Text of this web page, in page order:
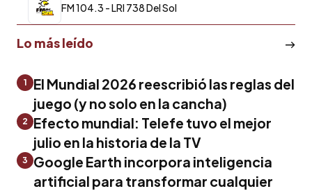
FM 104.3 - LRI 738 Del Sol
Lo más leído
1
El Mundial 2026 reescribió las reglas del
juego (y no solo en la cancha)
2
Efecto mundial: Telefe tuvo el mejor
julio en la historia de la TV
3
Google Earth incorpora inteligencia
artificial para transformar cualquier